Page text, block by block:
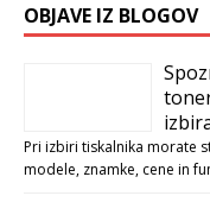
OBJAVE IZ BLOGOV
Pri izbiri tiskalnika morate
modele, znamke, cene in